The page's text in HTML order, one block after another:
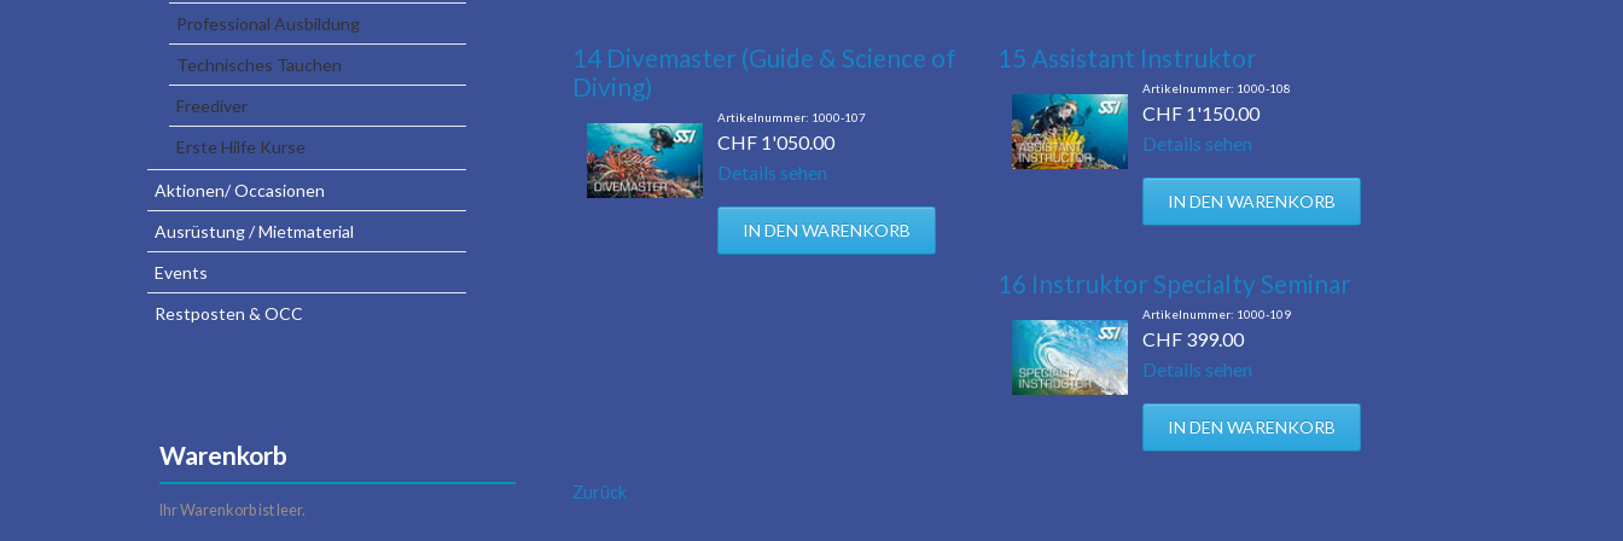
Events
Restposten & OCC
14 Divemaster (Guide & Science of
Diving)
1000-107
CHF 1'050.00
Details sehen
15 Assistant Instruktor
1000-108
CHF 1'150.00
Details sehen
16 Instruktor Specialty Seminar
1000-109
CHF 399.00
Details sehen
Zurück
Professional Ausbildung
Technisches Tauchen
Freediver
Erste Hilfe Kurse
Aktionen/ Occasionen
Ausrüstung / Mietmaterial
Events
Restposten & OCC
Warenkorb
Ihr Warenkorb ist leer.